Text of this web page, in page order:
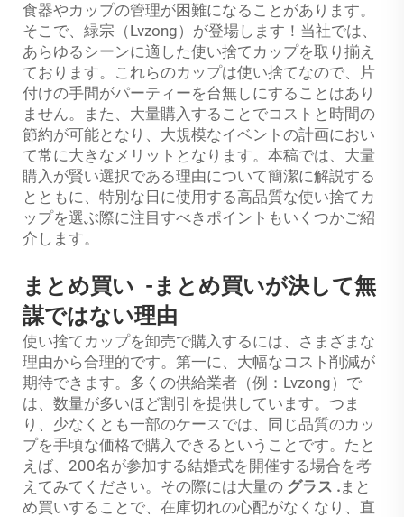
食器やカップの管理が困難になることがあります。
そこで、緑宗（Lvzong）が登場します！当社では、
あらゆるシーンに適した使い捨てカップを取り揃え
ております。これらのカップは使い捨てなので、片
付けの手間がパーティーを台無しにすることはあり
ません。また、大量購入することでコストと時間の
節約が可能となり、大規模なイベントの計画におい
て常に大きなメリットとなります。本稿では、大量
購入が賢い選択である理由について簡潔に解説する
とともに、特別な日に使用する高品質な使い捨てカ
ップを選ぶ際に注目すべきポイントもいくつかご紹
介します。
まとめ買い -まとめ買いが決して無
謀ではない理由
使い捨てカップを卸売で購入するには、さまざまな
理由から合理的です。第一に、大幅なコスト削減が
期待できます。多くの供給業者（例：Lvzong）で
は、数量が多いほど割引を提供しています。つま
り、少なくとも一部のケースでは、同じ品質のカッ
プを手頃な価格で購入できるということです。たと
えば、200名が参加する結婚式を開催する場合を考
えてみてください。その際には大量の グラス .まと
め買いすることで、在庫切れの心配がなくなり、直